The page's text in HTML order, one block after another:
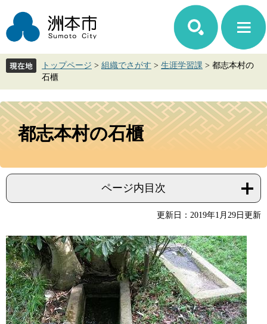
ジ
先
ュ
を
て
本
トップページ > 組織でさがす > 生涯学習課 > 都志本村の
石櫃
本
文
都志本村の石櫃
ページ内目次
更新日：2019年1月29日更新